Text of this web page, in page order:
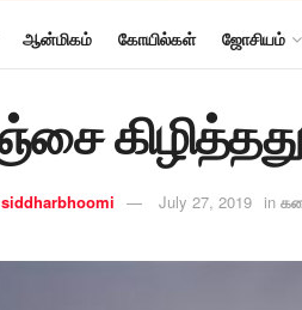
ஆன்மிகம் கோயில்கள் ஜோசியம்
siddharbhoomi July 27, 2019 in